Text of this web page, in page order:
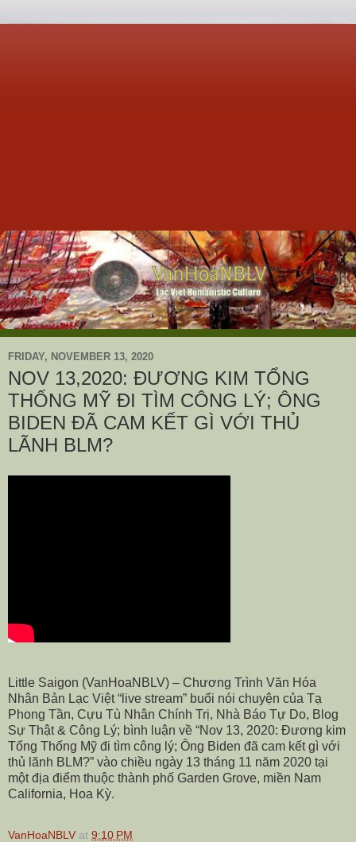
FRIDAY, NOVEMBER 13, 2020
NOV 13,2020: ĐƯƠNG KIM TỔNG
THỐNG MỸ ĐI TÌM CÔNG LÝ; ÔNG
BIDEN ĐÃ CAM KẾT GÌ VỚI THỦ
LÃNH BLM?
Little Saigon (VanHoaNBLV) – Chương Trình Văn Hóa
Nhân Bản Lạc Việt “live stream” buổi nói chuyện của Tạ
Phong Tần, Cựu Tù Nhân Chính Trị, Nhà Báo Tự Do, Blog
Sự Thật & Công Lý; bình luận về “Nov 13, 2020: Đương kim
Tổng Thống Mỹ đi tìm công lý; Ông Biden đã cam kết gì với
thủ lãnh BLM?” vào chiều ngày 13 tháng 11 năm 2020 tại
một địa điểm thuộc thành phố Garden Grove, miền Nam
California, Hoa Kỳ.
VanHoaNBLV at 9:10 PM